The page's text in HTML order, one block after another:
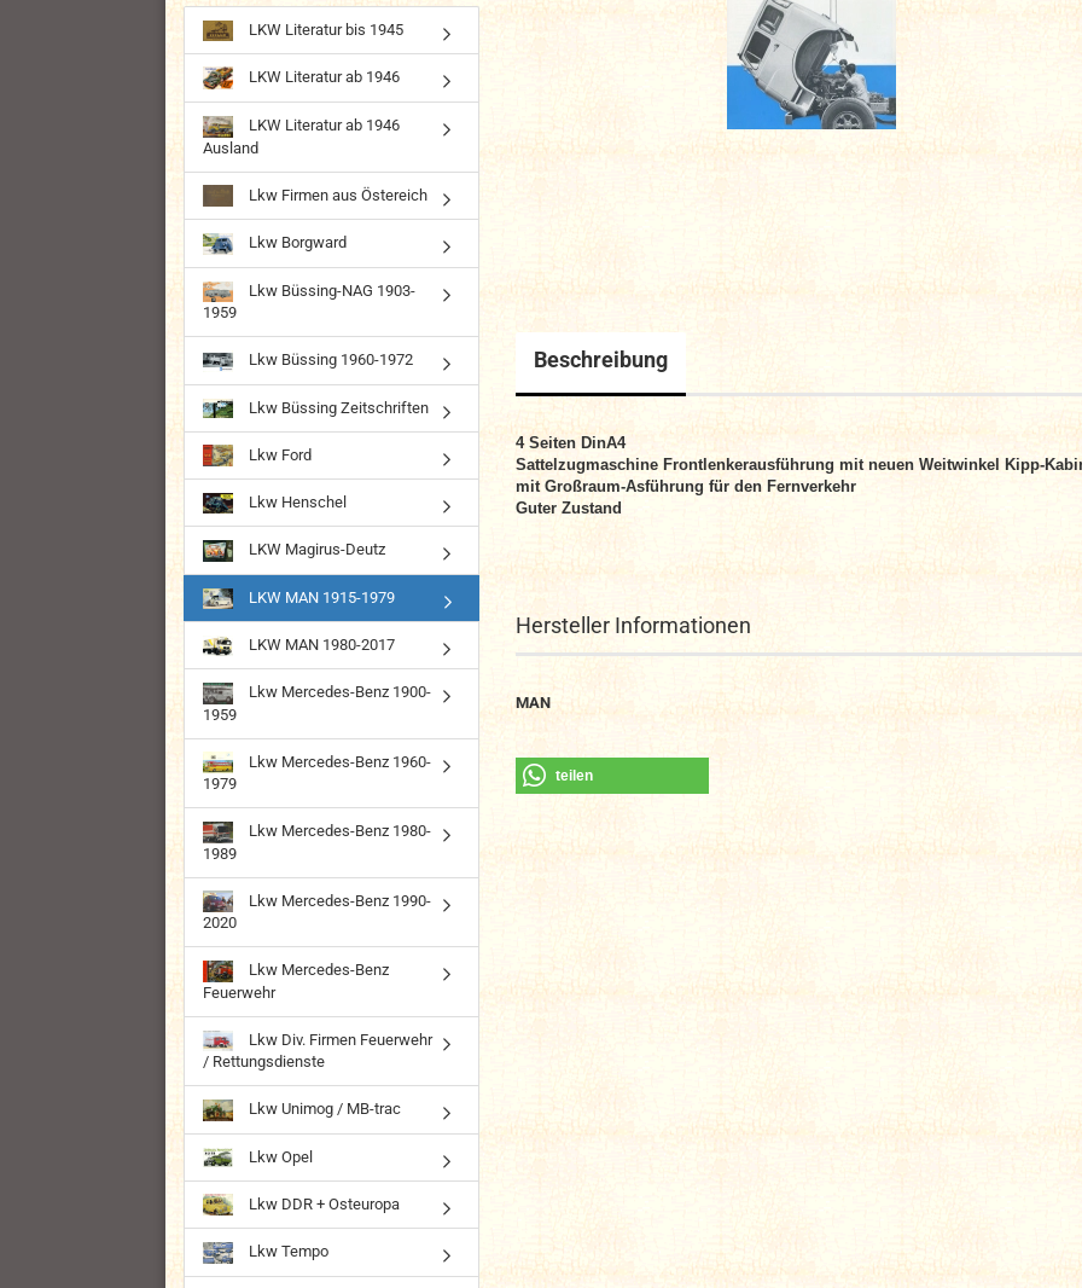
Beschreibung
4 Seiten DinA4
Sattelzugmaschine Frontlenkerausführung mit neuen Weitwinkel Kipp-
mit Großraum-Asführung für den Fernverkehr
Guter Zustand
Hersteller Informationen
MAN
teilen
LKW Literatur bis 1945
LKW Literatur ab 1946
LKW Literatur ab 1946
Ausland
Lkw Firmen aus Östereich
Lkw Borgward
Lkw Büssing-NAG 1903-
1959
Lkw Büssing 1960-1972
Lkw Büssing Zeitschriften
Lkw Ford
Lkw Henschel
LKW Magirus-Deutz
LKW MAN 1915-1979
LKW MAN 1980-2017
Lkw Mercedes-Benz 1900-
1959
Lkw Mercedes-Benz 1960-
1979
Lkw Mercedes-Benz 1980-
1989
Lkw Mercedes-Benz 1990-
2020
Lkw Mercedes-Benz
Feuerwehr
Lkw Div. Firmen Feuerwehr
/ Rettungsdienste
Lkw Unimog / MB-trac
Lkw Opel
Lkw DDR + Osteuropa
Lkw Tempo